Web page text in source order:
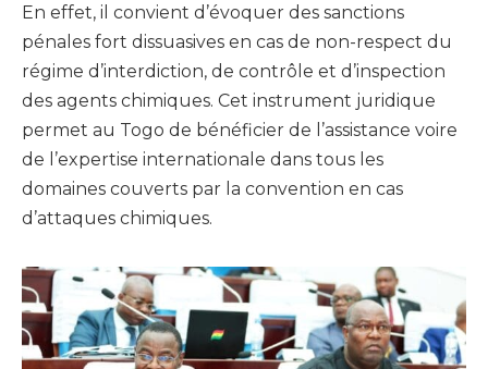
En effet, il convient d’évoquer des sanctions
pénales fort dissuasives en cas de non-respect du
régime d’interdiction, de contrôle et d’inspection
des agents chimiques. Cet instrument juridique
permet au Togo de bénéficier de l’assistance voire
de l’expertise internationale dans tous les
domaines couverts par la convention en cas
d’attaques chimiques.